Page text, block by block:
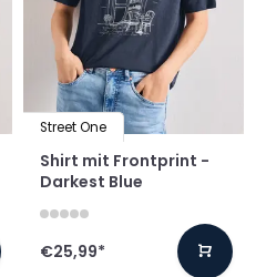
Street One
Shirt mit Frontprint -
Darkest Blue
€25,99*